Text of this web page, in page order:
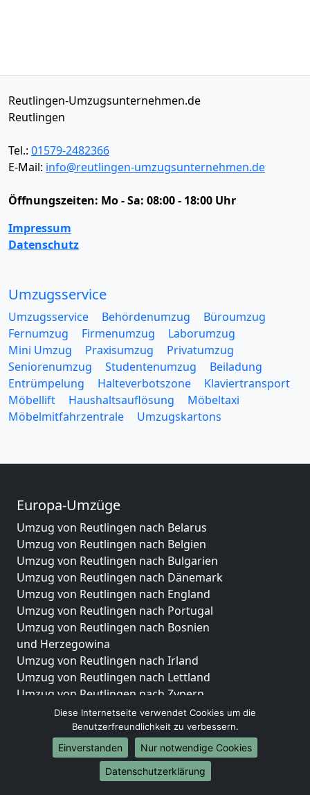
Reutlingen-Umzugsunternehmen.de
Reutlingen
Tel.: 01579-2482366
E-Mail: info@reutlingen-umzugsunternehmen.de
Öffnungszeiten: Mo - Sa: 08:00 - 18:00 Uhr
Impressum
Datenschutz
Umzugsservice
Umzugsservice Behördenumzug
Büroumzug
Fernumzug
Firmenumzug
Laborumzug
Mini Umzug
Praxisumzug
Privatumzug
Seniorenumzug
Studentenumzug
Beiladung
Entrümpelung
Halteverbotszone
Klaviertransport
Möbellift
Haushaltsauflösung
Möbeltaxi
Möbelmitfahrzentrale
Umzugskartons
Europa-Umzüge
Umzug von Reutlingen nach Belarus
Umzug von Reutlingen nach Belgien
Umzug von Reutlingen nach Bulgarien
Umzug von Reutlingen nach Dänemark
Umzug von Reutlingen nach England
Umzug von Reutlingen nach Portugal
Umzug von Reutlingen nach Bosnien
und Herzegowina
Umzug von Reutlingen nach Irland
Umzug von Reutlingen nach Lettland
Umzug von Reutlingen nach Zypern
Umzug von Reutlingen nach Kroatien
Umzug von Reutlingen nach Estland
Umzug von Reutlingen nach Finnland
Umzug von Reutlingen nach Frankreich
Umzug von Reutlingen nach Griechenland
Diese Internetseite verwendet Cookies um die
Benutzerfreundlichkeit zu verbessern.
Einverstanden
Nur notwendige Cookies
Datenschutzerklärung